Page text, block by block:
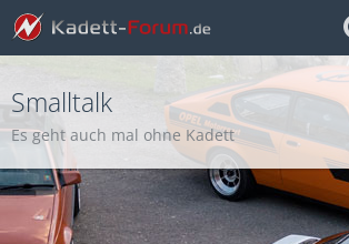
Smalltalk
Es geht auch mal ohne Kadett